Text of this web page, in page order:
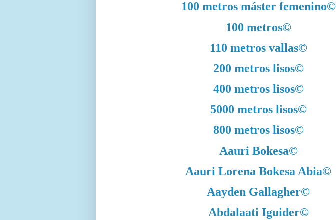
100 metros máster femenino©
100 metros©
110 metros vallas©
200 metros lisos©
400 metros lisos©
5000 metros lisos©
800 metros lisos©
Aauri Bokesa©
Aauri Lorena Bokesa Abia©
Aayden Gallagher©
Abdalaati Iguider©